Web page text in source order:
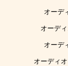
オーデ
オーデ
オーデ
オーディ